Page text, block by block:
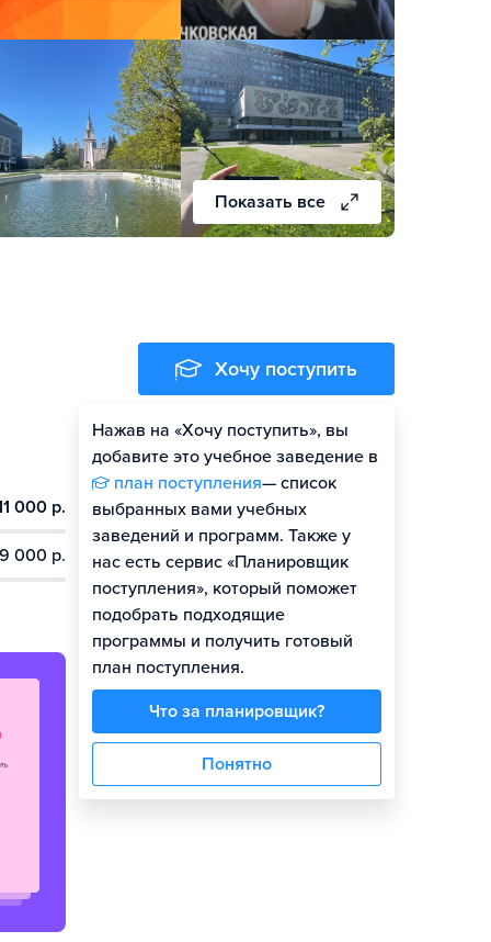
Показать все
000 р.
000 р.
Хочу поступить
Нажав на «Хочу поступить», вы
добавите это учебное заведение в
план поступления— список
выбранных вами учебных
заведений и программ. Также у
нас есть сервис «Планировщик
поступления», который поможет
подобрать подходящие
программы и получить готовый
план поступления.
Что за планировщик?
Понятно
Гайд по поступлению